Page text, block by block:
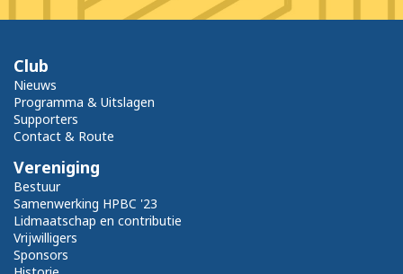
Club
Nieuws
Programma & Uitslagen
Supporters
Contact & Route
Vereniging
Bestuur
Samenwerking HPBC '23
Lidmaatschap en contributie
Vrijwilligers
Sponsors